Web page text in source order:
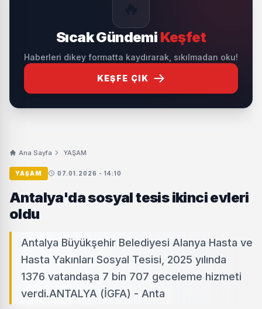
Sıcak Gündemi Keşfet
Haberleri dikey formatta kaydırarak, sıkılmadan oku!
KEŞFE ÇIK
Ana Sayfa YAŞAM
YAŞAM 07.01.2026 - 14:10
Antalya'da sosyal tesis ikinci evleri
oldu
Antalya Büyükşehir Belediyesi Alanya Hasta ve
Hasta Yakınları Sosyal Tesisi, 2025 yılında
1376 vatandaşa 7 bin 707 geceleme hizmeti
verdi.ANTALYA (İGFA) - Anta